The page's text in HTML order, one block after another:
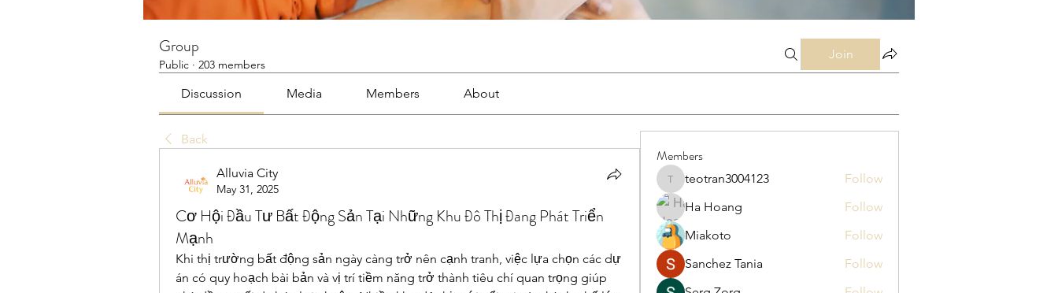
Group
Public · 203 members
Join
Discussion Media Members About
Back
Alluvia City
May 31, 2025
Cơ Hội Đầu Tư Bất Động Sản Tại Những Khu Đô Thị Đang Phát Triển
Mạnh
Khi thị trường bất động sản ngày càng trở nên cạnh tranh, việc lựa chọn các dự
án có quy hoạch bài bản và vị trí tiềm năng trở thành tiêu chí quan trọng giúp
Members
teotran3004123
teotran3004123
Follow
Ha Hoang
Follow
Miakoto
Follow
Sanchez Tania
Follow